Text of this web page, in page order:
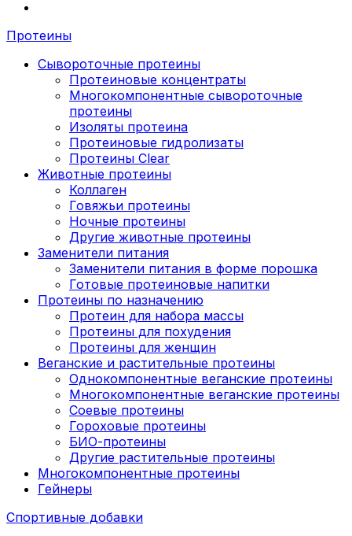
Протеины
Сывороточные протеины
Протеиновые концентраты
Многокомпонентные сывороточные
протеины
Изоляты протеина
Протеиновые гидролизаты
Протеины Clear
Животные протеины
Коллаген
Говяжьи протеины
Ночные протеины
Другие животные протеины
Заменители питания
Заменители питания в форме порошка
Готовые протеиновые напитки
Протеины по назначению
Протеин для набора массы
Протеины для похудения
Протеины для женщин
Веганские и растительные протеины
Однокомпонентные веганские протеины
Многокомпонентные веганские протеины
Соевые протеины
Гороховые протеины
БИО-протеины
Другие растительные протеины
Многокомпонентные протеины
Гейнеры
Спортивные добавки